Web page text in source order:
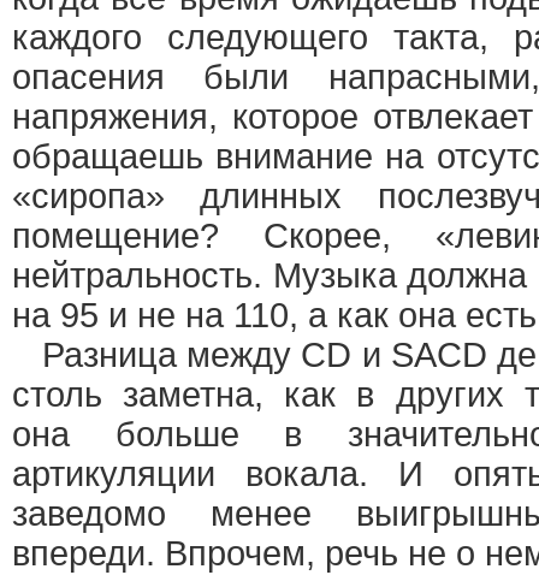
каждого следующего такта,
опасения были
напряжения, которое
обращаешь внимание на
«сиропа» длинных
помещение? Скорее,
нейтральность. Музыка должна
на 95 и не на 110, а как она
Разница между CD и SACD
столь заметна, как в других
она больше в
артикуляции вокала. И
заведомо менее
впереди. Впрочем, речь не о